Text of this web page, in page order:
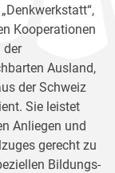
Kooperationen
der
Ausland,
der Schweiz
Sie leistet
Anliegen und
gerecht zu
Bildungs-